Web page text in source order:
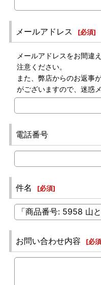
メールアドレス [必須]
メールアドレスをお間違
注意ください。
また、弊店からのお返事
がございますので、迷惑
電話番号
件名 [必須]
お問い合わせ内容 [必須